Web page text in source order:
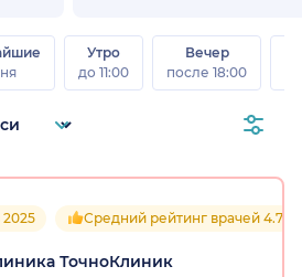
Утро
до 11:00
Вечер
после 18:00
Средний рейтинг врачей 4.7
ТочноКлиник